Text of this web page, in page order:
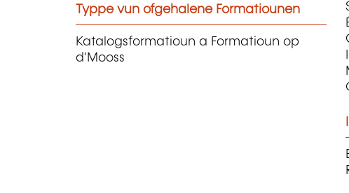
Typpe vun ofgehalene Formatiounen
Katalogsformatioun a Formatioun op
d'Mooss